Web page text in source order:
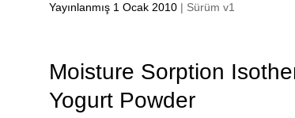
Yayınlanmış 1 Ocak 2010 | Sürüm v1
Moisture Sorption
Yogurt Powder